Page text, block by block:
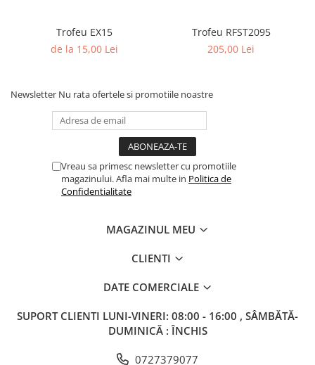
Alte categorii
Columbofili
Trofeu EX15
de la 15,00 Lei
Trofeu RFST2095
205,00 Lei
Newsletter Nu rata ofertele si promotiile noastre
Vreau sa primesc newsletter cu promotiile
magazinului. Afla mai multe in Politica de
Confidentialitate
MAGAZINUL MEU
CLIENTI
DATE COMERCIALE
SUPORT CLIENTI LUNI-VINERI: 08:00 - 16:00 , SÂMBĂTĂ-
DUMINICĂ : ÎNCHIS
0727379077